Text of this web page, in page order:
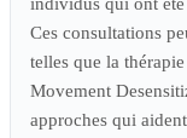
individus qui ont été
Ces consultations
telles que la
Movement
approches qui